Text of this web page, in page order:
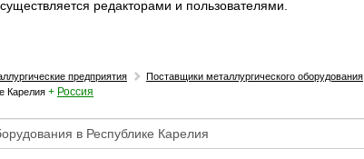
редакторами и пользователями.
предприятия Поставщики металлургического оборудования
Карелия + Россия